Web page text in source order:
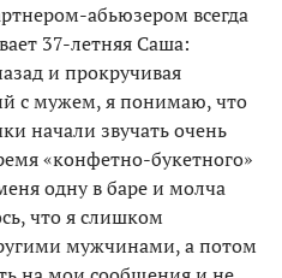
абьюзером всегда
37-летняя Саша:
и прокручивая
с мужем, я понимаю, что
начали звучать очень
«конфетно-букетного»
одну в баре и молча
что я слишком
мужчинами, а потом